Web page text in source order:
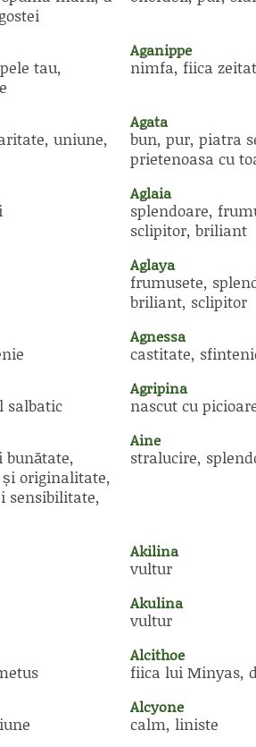
tau,
Aganippe
nimfa, fiica
uniune,
Agata
bun, pur, piatra
prietenoasa cu
Aglaia
splendoare,
sclipitor, briliant
Aglaya
frumusete,
briliant, sclipitor
Agnessa
castitate,
salbatic
Agripina
nascut cu
bunătate,
originalitate,
sensibilitate,
Aine
stralucire,
Akilina
vultur
Akulina
vultur
Alcithoe
fiica lui Minyas,
Alcyone
calm, liniste